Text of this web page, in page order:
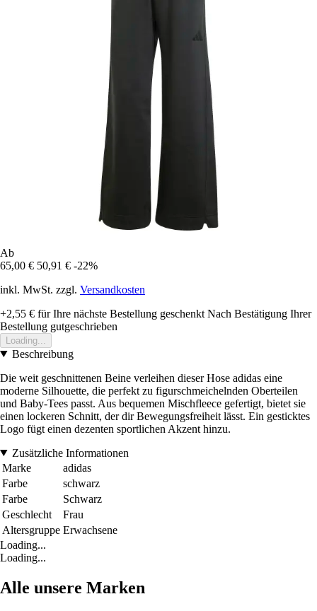
Ab
65,00 € 50,91 € -22%
inkl. MwSt. zzgl. Versandkosten
+2,55 € für Ihre nächste Bestellung geschenkt Nach Bestätigung Ihrer
Bestellung gutgeschrieben
Loading...
Beschreibung
Die weit geschnittenen Beine verleihen dieser Hose adidas eine
moderne Silhouette, die perfekt zu figurschmeichelnden Oberteilen
und Baby-Tees passt. Aus bequemen Mischfleece gefertigt, bietet sie
einen lockeren Schnitt, der dir Bewegungsfreiheit lässt. Ein gesticktes
Logo fügt einen dezenten sportlichen Akzent hinzu.
Zusätzliche Informationen
Marke
adidas
Farbe
schwarz
Farbe
Schwarz
Geschlecht
Frau
Altersgruppe Erwachsene
Loading...
Loading...
Alle unsere Marken